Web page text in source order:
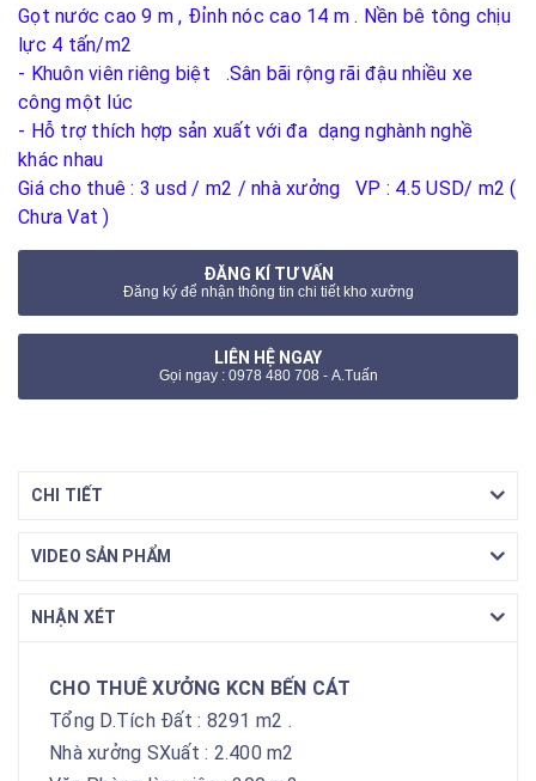
Gọt nước cao 9 m , Đỉnh nóc cao 14 m . Nền bê tông chịu
lực 4 tấn/m2
- Khuôn viên riêng biệt .Sân bãi rộng rãi đậu nhiều xe
công một lúc
- Hỗ trợ thích hợp sản xuất với đa dạng nghành nghề
khác nhau
Giá cho thuê : 3 usd / m2 / nhà xưởng VP : 4.5 USD/ m2 (
Chưa Vat )
ĐĂNG KÍ TƯ VẤN
Đăng ký để nhận thông tin chi tiết kho xưởng
LIÊN HỆ NGAY
Gọi ngay : 0978 480 708 - A.Tuấn
CHI TIẾT
VIDEO SẢN PHẨM
NHẬN XÉT
CHO THUÊ XƯỞNG KCN BẾN CÁT
Tổng D.Tích Đất : 8291 m2 .
Nhà xưởng SXuất : 2.400 m2